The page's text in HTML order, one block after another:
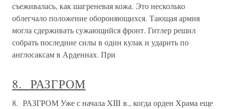
съеживалась, как шагреневая кожа. Это несколько
облегчало положение обороняющихся. Тающая армия
могла сдерживать сужающийся фронт. Гитлер решил
собрать последние силы в один кулак и ударить по
англосаксам в Арденнах. При
8. РАЗГРОМ
8. РАЗГРОМ Уже с начала XIII в., когда орден Храма еще